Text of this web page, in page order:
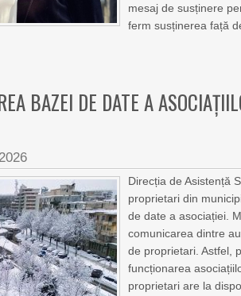
mesaj de susținere
ferm susținerea față
BAZEI DE DATE A
Direcția de Asistență
proprietari din
de date a asociației.
comunicarea dintre
de proprietari. Astfel,
funcționarea
proprietari are la